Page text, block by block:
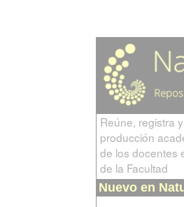
Reúne, registra
producción
de los docentes
de la Facultad
Nuevo en